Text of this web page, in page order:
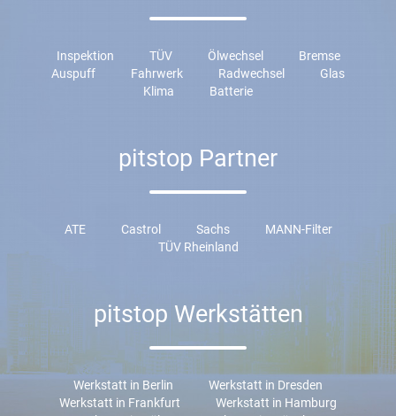
Inspektion TÜV Ölwechsel
Bremse
Auspuff
Fahrwerk Radwechsel
Glas
Klima
Batterie
pitstop Partner
ATE Castrol Sachs
MANN-Filter
TÜV Rheinland
pitstop Werkstätten
Werkstatt in Berlin
Werkstatt in Dresden
Werkstatt in Frankfurt
Werkstatt in Hamburg